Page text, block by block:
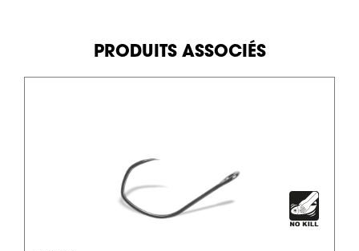
PRODUITS ASSOCIÉS